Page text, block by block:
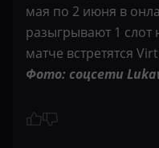
мая по 2 июня в
разыгрывают 1
матче встретятся
Фото: cоцсети